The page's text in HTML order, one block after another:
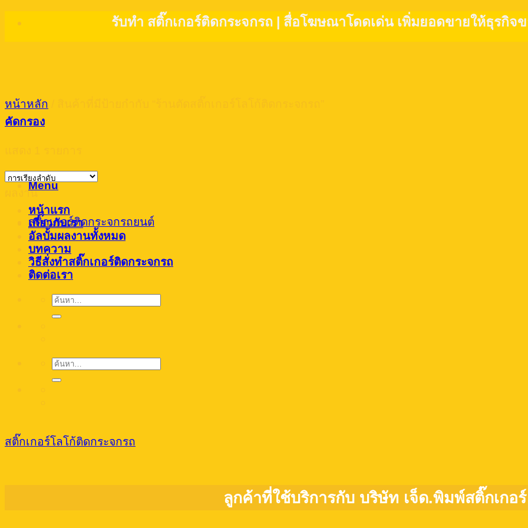
รับทำ สติ๊กเกอร์ติดกระจกรถ | สื่อโฆษณาโดดเด่น เพิ่มยอดขายให้ธุรกิ
Menu
หน้าแรก
เกี่ยวกับเรา
อัลบั้มผลงานทั้งหมด
บทความ
วิธีสั่งทำสติ๊กเกอร์ติดกระจกรถ
ติดต่อเรา
ค้นหา:
ค้นหา:
หน้าหลัก
คัดกรอง
ผลงาน
สติ๊กเกอร์ติดกระจกรถยนต์
สติ๊กเกอร์โลโก้ติดกระจกรถ
ลูกค้าที่ใช้บริการกับ บริษัท เจ็ด.พิมพ์สติ๊กเกอ